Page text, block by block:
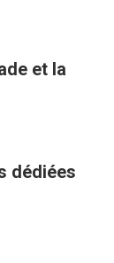
et la
dédiées